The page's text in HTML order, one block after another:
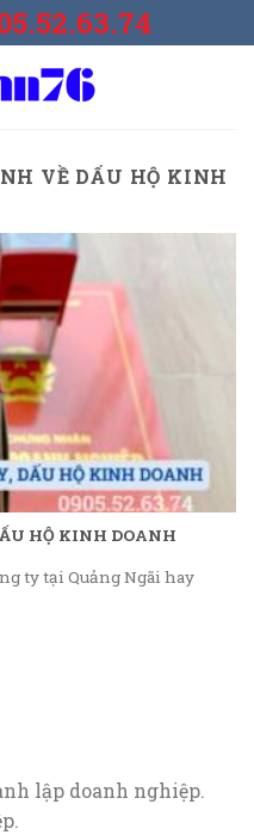
VỀ DẤU HỘ KINH
HỘ KINH DOANH
ty tại Quảng Ngãi hay
lập doanh nghiệp.